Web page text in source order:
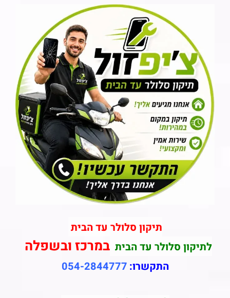
תיקון סלולר עד הבית
לתיקון סלולר עד הביתבמרכז ובשפלה
התקשרו: 054-2844777